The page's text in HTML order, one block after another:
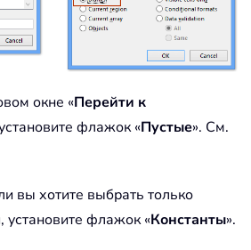
окне «Перейти к
флажок «Пустые». См.
вы хотите выбрать только
установите флажок «Константы».